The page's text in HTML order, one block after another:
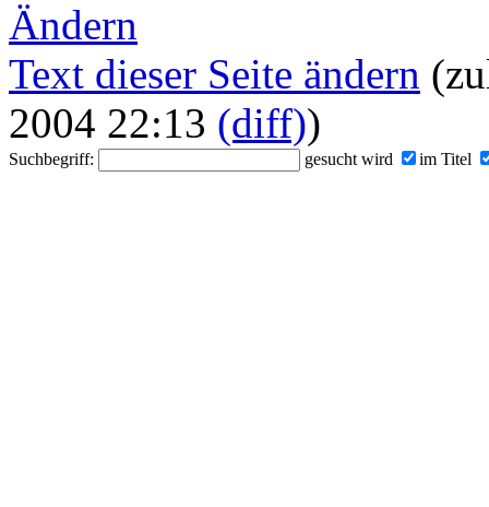
Ändern
Text dieser Seite ändern
2004 22:13 (diff))
Suchbegriff: gesucht wird im Titel